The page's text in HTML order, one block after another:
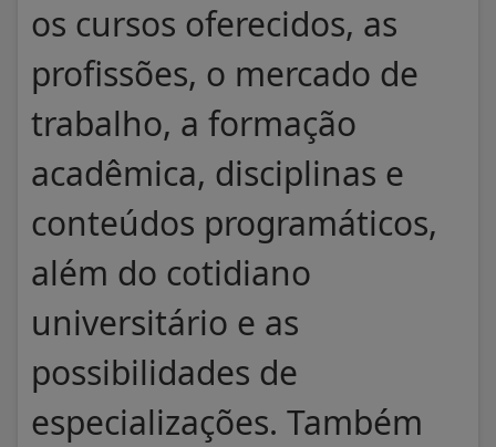
os cursos oferecidos, as
profissões, o mercado de
trabalho, a formação
acadêmica, disciplinas e
conteúdos programáticos,
além do cotidiano
universitário e as
possibilidades de
especializações. Também